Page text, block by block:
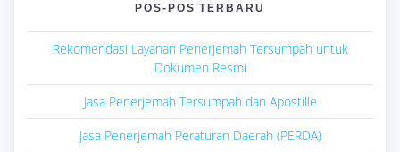
POS-POS TERBARU
Rekomendasi Layanan Penerjemah Tersumpah untuk
Dokumen Resmi
Jasa Penerjemah Tersumpah dan Apostille
Jasa Penerjemah Peraturan Daerah (PERDA)